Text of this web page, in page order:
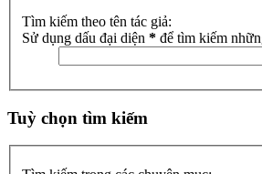
Tìm kiếm theo tên tác giả:
Sử dụng dấu đại diện * để tìm kiếm
Tuỳ chọn tìm kiếm